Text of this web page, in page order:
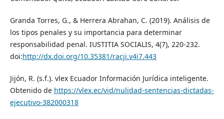
Granda Torres, G., & Herrera Abrahan, C. (2019). Análisis de
los tipos penales y su importancia para determinar
responsabilidad penal. IUSTITIA SOCIALIS, 4(7), 220-232.
doi:http://dx.doi.org/10.35381/racji.v4i7.443
Jijón, R. (s.f.). vlex Ecuador Información Jurídica inteligente.
Obtenido de https://vlex.ec/vid/nulidad-sentencias-dictadas-
ejecutivo-382000318